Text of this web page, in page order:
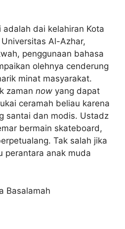
dai kelahiran Kota
Al-Azhar,
penggunaan bahasa
olehnya cenderung
minat masyarakat.
zaman now yang dapat
ceramah beliau karena
santai dan modis. Ustadz
bermain skateboard,
Tak salah jika
perantara anak muda
Basalamah